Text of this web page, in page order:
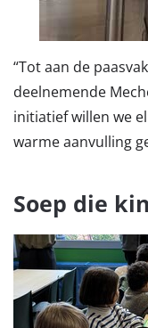
“Tot aan de
deelnemende
initiatief willen we
warme aanvulling
Soep die